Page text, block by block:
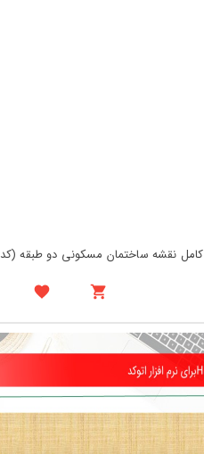
نقشه ساختمان مسکونی دو طبقه (کد1803)